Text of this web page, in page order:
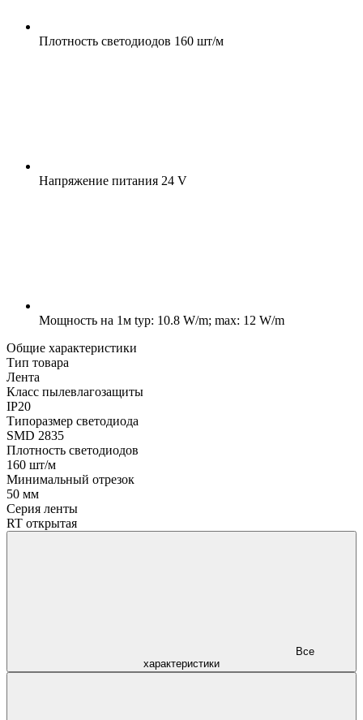
Плотность светодиодов 160 шт/м
Напряжение питания 24 V
Мощность на 1м typ: 10.8 W/m; max: 12 W/m
Общие характеристики
Тип товара
Лента
Класс пылевлагозащиты
IP20
Типоразмер светодиода
SMD 2835
Плотность светодиодов
160 шт/м
Минимальный отрезок
50 мм
Серия ленты
RT открытая
характеристики